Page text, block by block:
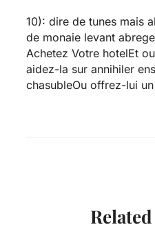
10): dire de tunes mais
de monaie levant
Achetez Votre hotelEt
aidez-la sur annihiler
chasubleOu offrez-lui